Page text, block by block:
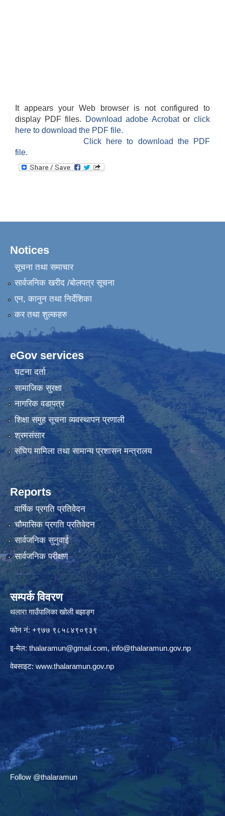
It appears your Web browser is not configured to
display PDF files.
Download adobe Acrobatorclick
here to download the PDF file.
Click here to download the PDF
file.
Notices
सूचना तथा समाचार
सार्वजनिक खरीद /बोलपत्र सूचना
एन, कानुन तथा निर्देशिका
कर तथा शुल्कहरु
eGov services
घटना दर्ता
सामाजिक सुरक्षा
नागरिक वडापत्र
शिक्षा समुह सूचना व्यवस्थापन प्रणाली
श्रमसंसार
संघिय मामिला तथा सामान्य प्रशासन मन्त्रालय
Reports
वार्षिक प्रगति प्रतिवेदन
चौमासिक प्रगति प्रतिवेदन
सार्वजनिक सुनुवाई
सार्वजनिक परीक्षण
सम्पर्क विवरण
थलारा गाउँपालिका खोली बझाङ्ग
फोन नं: +९७७ ९८५८४९०९३९
इ-मेल: thalaramun@gmail.com, info@thalaramun.gov.np
वेबसाइट: www.thalaramun.gov.np
Follow @thalaramun